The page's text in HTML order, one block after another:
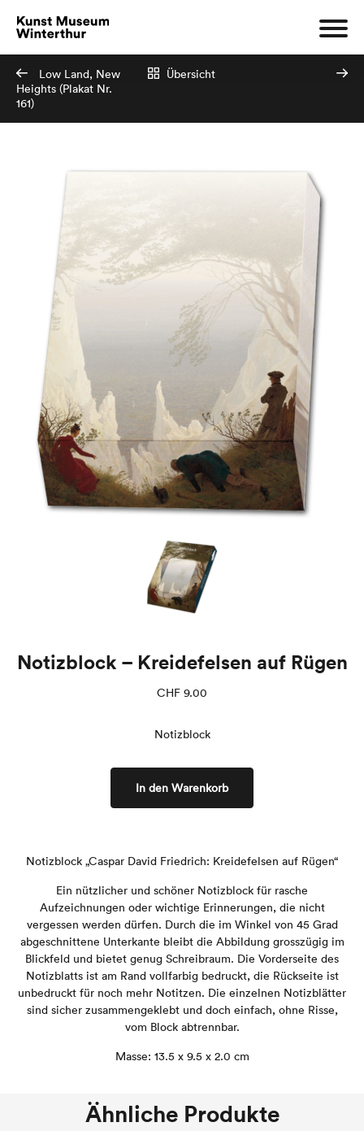
Low Land, New
Heights (Plakat Nr.
161)
Übersicht
Notizblock – Kreidefelsen auf Rügen
CHF 9.00
Notizblock
In den Warenkorb
Notizblock „Caspar David Friedrich: Kreidefelsen auf Rügen“
Ein nützlicher und schöner Notizblock für rasche
Aufzeichnungen oder wichtige Erinnerungen, die nicht
vergessen werden dürfen. Durch die im Winkel von 45 Grad
abgeschnittene Unterkante bleibt die Abbildung grosszügig im
Blickfeld und bietet genug Schreibraum. Die Vorderseite des
Notizblatts ist am Rand vollfarbig bedruckt, die Rückseite ist
unbedruckt für noch mehr Notitzen. Die einzelnen Notizblätter
sind sicher zusammengeklebt und doch einfach, ohne Risse,
vom Block abtrennbar.
Masse: 13.5 x 9.5 x 2.0 cm
Ähnliche Produkte